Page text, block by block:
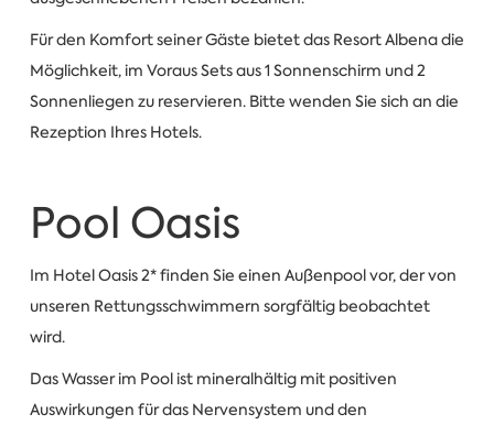
Für den Komfort seiner Gäste bietet das Resort Albena die
Möglichkeit, im Voraus Sets aus 1 Sonnenschirm und 2
Sonnenliegen zu reservieren. Bitte wenden Sie sich an die
Rezeption Ihres Hotels.
Pool Oasis
Im Hotel Oasis 2* finden Sie einen Außenpool vor, der von
unseren Rettungsschwimmern sorgfältig beobachtet
wird.
Das Wasser im Pool ist mineralhältig mit positiven
Auswirkungen für das Nervensystem und den